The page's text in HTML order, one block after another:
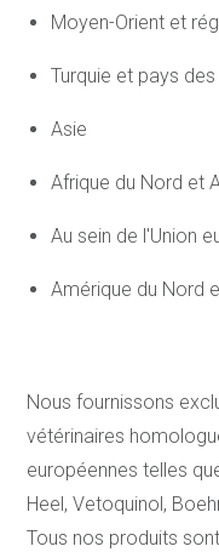
Moyen-Orient et
Turquie et pays
Asie
Afrique du Nord et
Au sein de l'Union
Amérique du Nord
Nous fournissons
vétérinaires
européennes telles
Heel, Vetoquinol,
Tous nos produits